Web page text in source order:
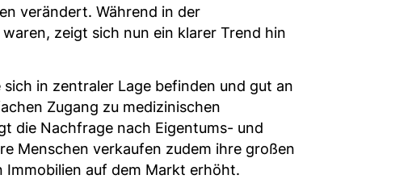
verändert. Während in der
zeigt sich nun ein klarer Trend hin
in zentraler Lage befinden und gut an
Zugang zu medizinischen
die Nachfrage nach Eigentums- und
Menschen verkaufen zudem ihre großen
Immobilien auf dem Markt erhöht.